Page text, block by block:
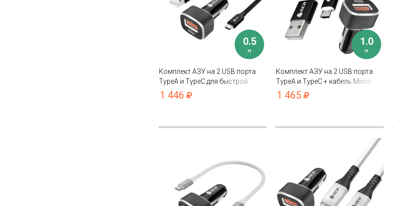
0.5
м
Комплект АЗУ на 2 USB порта
TypeA и TypeC для быстрой
зарядки + кабель MicroUSB
нейлон 3A QC 3.0 для Samsung
1 446
1.0
м
Комплект АЗУ на 2 USB порта
TypeA и TypeC + кабель Micro
USB для быстрой зарядки QC 3.0
3A
1 465